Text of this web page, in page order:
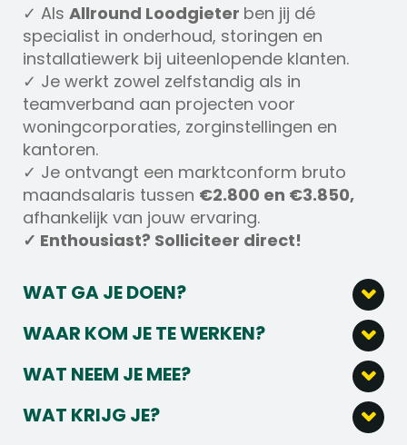
✓ Als Allround Loodgieter ben jij dé
specialist in onderhoud, storingen en
installatiewerk bij uiteenlopende klanten.
✓ Je werkt zowel zelfstandig als in
teamverband aan projecten voor
woningcorporaties, zorginstellingen en
kantoren.
✓ Je ontvangt een marktconform bruto
maandsalaris tussen €2.800 en €3.850,
afhankelijk van jouw ervaring.
✓ Enthousiast? Solliciteer direct!
WAT GA JE DOEN?
verantwoordelijk voor het onderhouden,
verbeteren en optimaal laten functioneren
van installaties bij uiteenlopende
opdrachtgevers.
WAAR KOM JE TE WERKEN?
Wij zijn een groot Nederlands familiebedrijf
met ruim 21.000 collega’s, actief in
Nederland en België. Wij werken dagelijks
aan een betere leefomgeving door diensten
WAT NEEM JE MEE?
WAT KRIJG JE?